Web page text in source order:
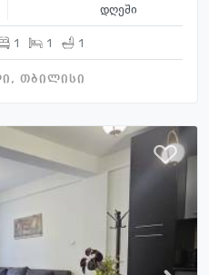
დღეში
1 1 1
თბილისი